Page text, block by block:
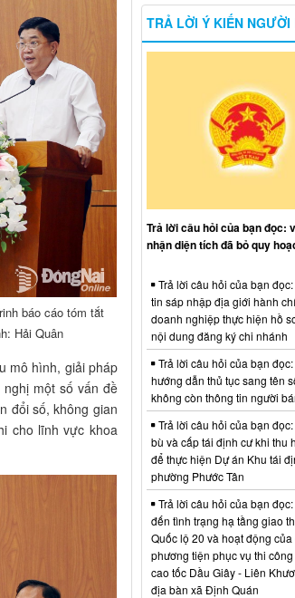
báo cáo tóm tắt
Hải Quân
mô hình, giải pháp
một số vấn đề
đổi số, không gian
cho lĩnh vực khoa
TRẢ LỜI Ý KIẾN NGƯỜI
Trả lời câu hỏi của bạn đọc:
nhận diện tích đã bỏ quy
Trả lời câu hỏi của bạn
tin sáp nhập địa giới hành
doanh nghiệp thực hiện hồ
nội dung đăng ký chi nhánh
Trả lời câu hỏi của bạn
hướng dẫn thủ tục sang tên
không còn thông tin người
Trả lời câu hỏi của bạn
bù và cấp tái định cư khi thu
để thực hiện Dự án Khu tái
phường Phước Tân
Trả lời câu hỏi của bạn
đến tình trạng hạ tầng giao
Quốc lộ 20 và hoạt động của
phương tiện phục vụ thi
cao tốc Dầu Giây - Liên
địa bàn xã Định Quán